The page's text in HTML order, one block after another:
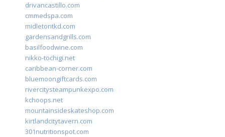
drivancastillo.com
cmmedspa.com
midletontkd.com
gardensandgrills.com
basilfoodwine.com
nikko-tochigi.net
caribbean-corner.com
bluemoongiftcards.com
rivercitysteampunkexpo.com
kchoops.net
mountainsideskateshop.com
kirtlandcitytavern.com
301nutritionspot.com